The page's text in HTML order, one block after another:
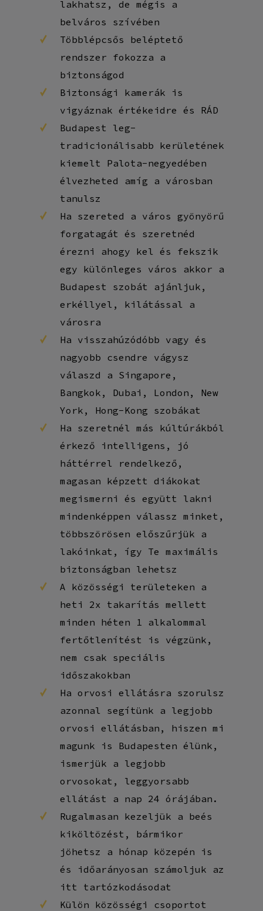
lakhatsz, de mégis a
belváros szívében
Többlépcsős beléptető
rendszer fokozza a
biztonságod
Biztonsági kamerák is
vigyáznak értékeidre és RÁD
Budapest leg-
tradicionálisabb kerületének
kiemelt Palota-negyedében
élvezheted amíg a városban
tanulsz
Ha szereted a város gyönyörű
forgatagát és szeretnéd
érezni ahogy kel és fekszik
egy különleges város akkor a
Budapest szobát ajánljuk,
erkéllyel, kilátással a
városra
Ha visszahúzódóbb vagy és
nagyobb csendre vágysz
válaszd a Singapore,
Bangkok, Dubai, London, New
York, Hong-Kong szobákat
Ha szeretnél más kúltúrákból
érkező intelligens, jó
háttérrel rendelkező,
magasan képzett diákokat
megismerni és együtt lakni
mindenképpen válassz minket,
többszörösen előszűrjük a
lakóinkat, így Te maximális
biztonságban lehetsz
A közösségi területeken a
heti 2x takarítás mellett
minden héten 1 alkalommal
fertőtlenítést is végzünk,
nem csak speciális
időszakokban
Ha orvosi ellátásra szorulsz
azonnal segítünk a legjobb
orvosi ellátásban, hiszen mi
magunk is Budapesten élünk,
ismerjük a legjobb
orvosokat, leggyorsabb
ellátást a nap 24 órájában.
Rugalmasan kezeljük a beés
kiköltözést, bármikor
jöhetsz a hónap közepén is
és időarányosan számoljuk az
itt tartózkodásodat
Külön közösségi csoportot